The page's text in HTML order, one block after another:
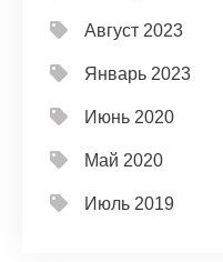
Август 2023
Январь 2023
Июнь 2020
Май 2020
Июль 2019